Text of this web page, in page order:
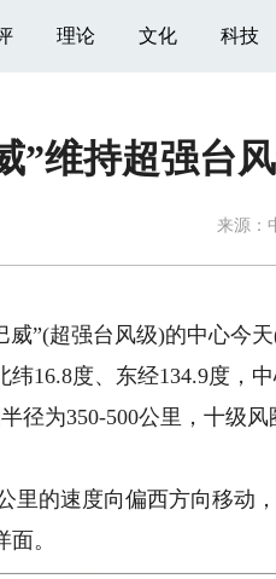
理论 文化 科技
”维持超强台
来源：
”(超强台风级)的中心今天
16.8度、东经134.9度，
径为350-500公里，十级
的速度向偏西方向移动，
。